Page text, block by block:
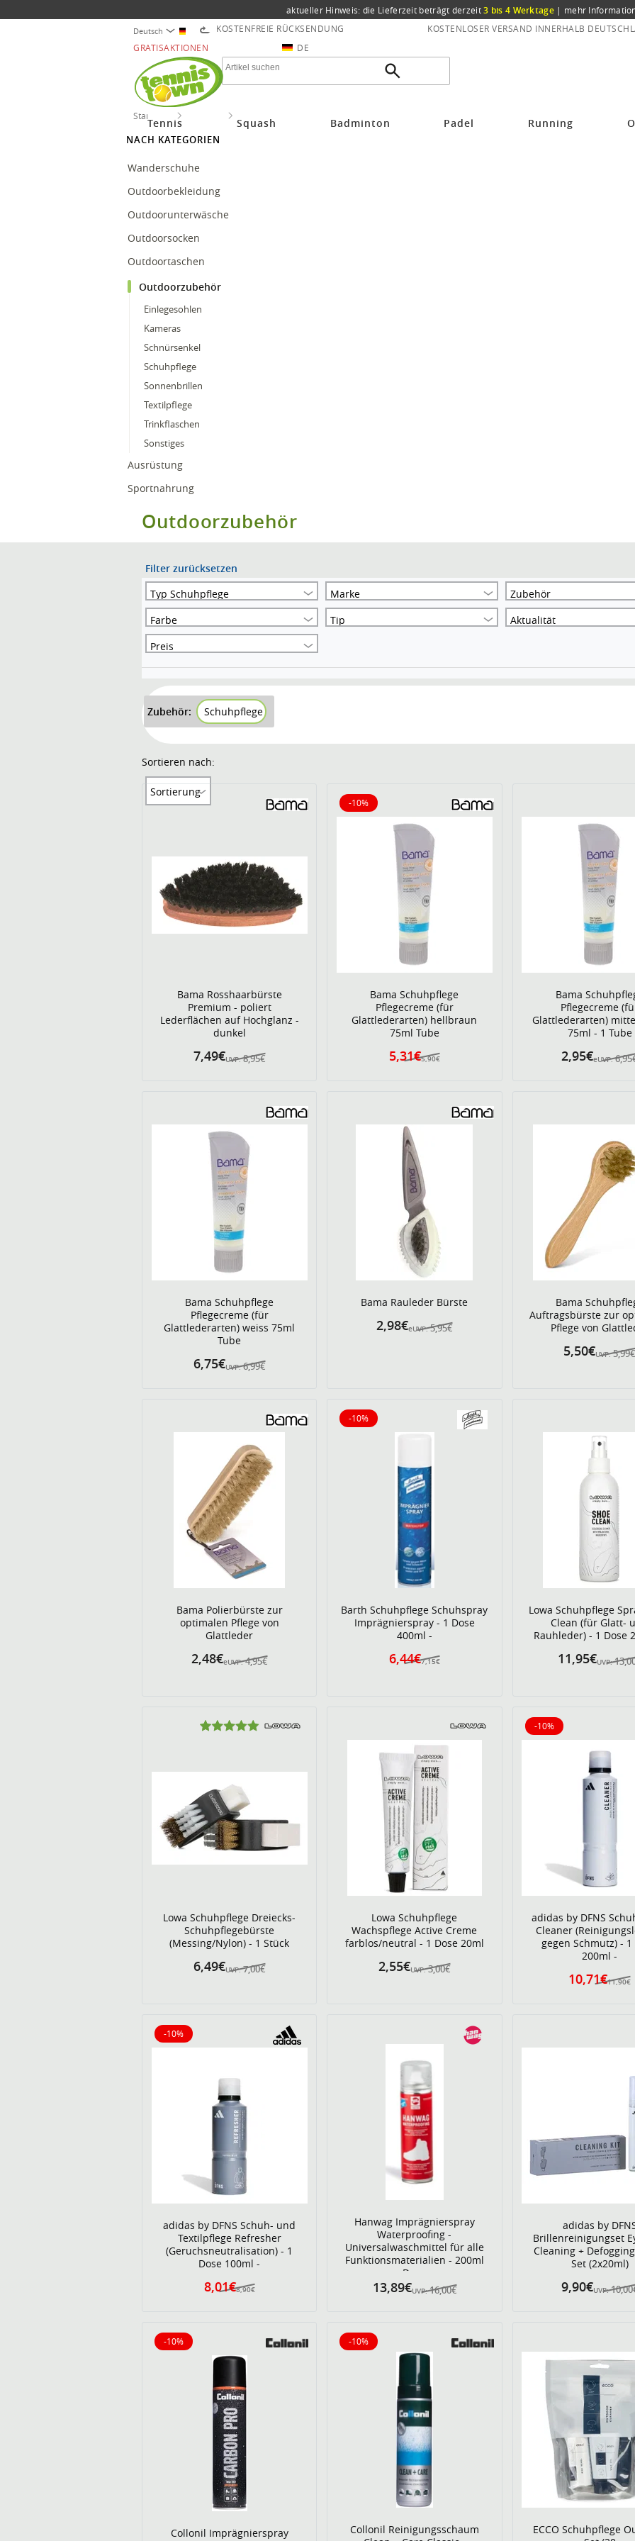
aktueller Hinweis: die Lieferzeit beträgt derzeit3 bis 4 Werktage | mehr
Deutsch KOSTENFREIE RÜCKSENDUNG
KOSTENLOSER VERSAND INNERHALB
GRATISAKTIONEN
DE
Tennis Squash Badminton Padel Running
Startseite
NACH KATEGORIEN
Wanderschuhe
Outdoorbekleidung
Outdoorunterwäsche
Outdoorsocken
Outdoortaschen
Outdoorzubehör
Einlegesohlen
Kameras
Schnürsenkel
Schuhpflege
Sonnenbrillen
Textilpflege
Trinkflaschen
Sonstiges
Ausrüstung
Sportnahrung
Outdoorzubehör
Filter zurücksetzen
Typ Schuhpflege
Marke
Zubehör
Farbe
Tip
Aktualität
Preis
Zubehör: Schuhpflege
Sortieren nach:
Sortierung
Bama Rosshaarbürste
Premium - poliert
Lederflächen auf Hochglanz -
dunkel
UVP: 8,95€
7,49€
Bama Schuhpflege
Pflegecreme (für
Glattlederarten) hellbraun
75ml Tube
5,90€
5,31€
-10%
10% reduziert
Bama
Pflegecreme
Glattlederarten)
75ml - 1 Tube
eUVP:
2,95€
Bama Schuhpflege
Pflegecreme (für
Glattlederarten) weiss 75ml
Tube
UVP: 6,99€
6,75€
Bama Rauleder Bürste
eUVP: 5,95€
2,98€
Bama
Auftragsbürste zur
Pflege von
UVP:
5,50€
Bama Polierbürste zur
optimalen Pflege von
Glattleder
eUVP: 4,95€
2,48€
Barth Schuhpflege Schuhspray
Imprägnierspray - 1 Dose
400ml -
7,15€
6,44€
-10%
10% reduziert
Lowa Schuhpflege
Clean (für Glatt-
Rauhleder) - 1 Dose
UVP:
11,95€
Lowa Schuhpflege Dreiecks-
Schuhpflegebürste
(Messing/Nylon) - 1 Stück
UVP: 7,00€
6,49€
Lowa Schuhpflege
Wachspflege Active Creme
farblos/neutral - 1 Dose 20ml
UVP: 3,00€
2,55€
adidas by DFNS
Cleaner
gegen Schmutz) - 1
200ml -
11,90€
10,71€
-10%
10% reduziert
adidas by DFNS Schuh- und
Textilpflege Refresher
(Geruchsneutralisation) - 1
Dose 100ml -
8,90€
8,01€
-10%
10% reduziert
Hanwag Imprägnierspray
Waterproofing -
Universalwaschmittel für alle
Funktionsmaterialien - 200ml
Dose
UVP: 16,00€
13,89€
adidas by
Brillenreinigungset
Cleaning +
Set (2x20ml)
UVP:
9,90€
Collonil Imprägnierspray
-10%
10% reduziert
Collonil Reinigungsschaum
-10%
10% reduziert
ECCO Schuhpflege